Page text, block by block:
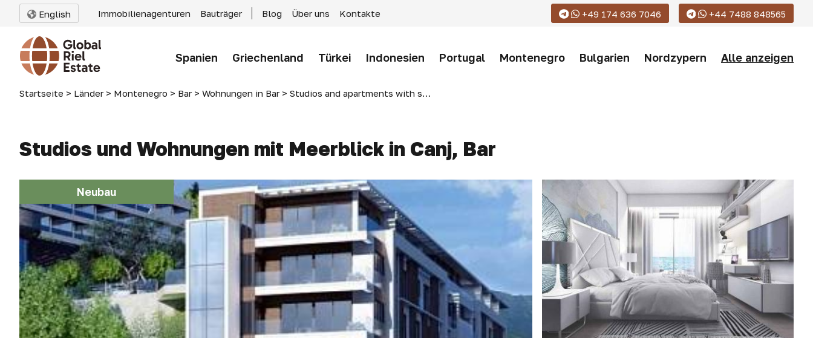
English Immobilienagenturen Bauträger Blog Über uns Kontakte +49 174 636 7046 +44 7488 848565
Spanien Griechenland Türkei Indonesien Portugal Montenegro Bulgarien Nordzypern Alle anzeigen
Startseite > Länder > Montenegro > Bar > Wohnungen in Bar > Studios and apartments with sea view in Canj, Bar
Studios und Wohnungen mit Meerblick in Canj, Bar
Neubau